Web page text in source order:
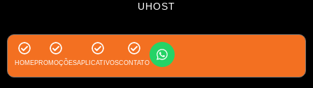
UHOST
HOMEPROMOÇÕESAPLICATIVOSCONTATO